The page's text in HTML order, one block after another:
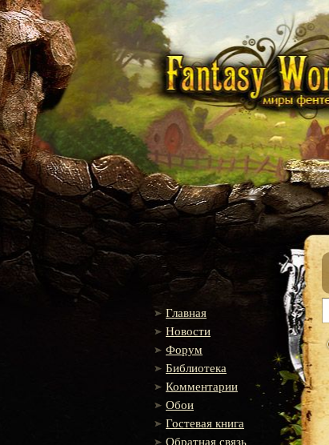
Главная
Новости
Форум
Библиотека
Комментарии
Обои
Гостевая книга
Обратная связь